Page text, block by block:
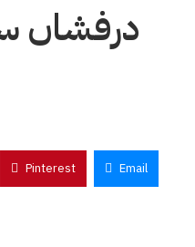
درفشاں
Pinterest Email